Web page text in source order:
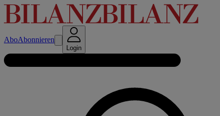
AboAbonnieren
Login